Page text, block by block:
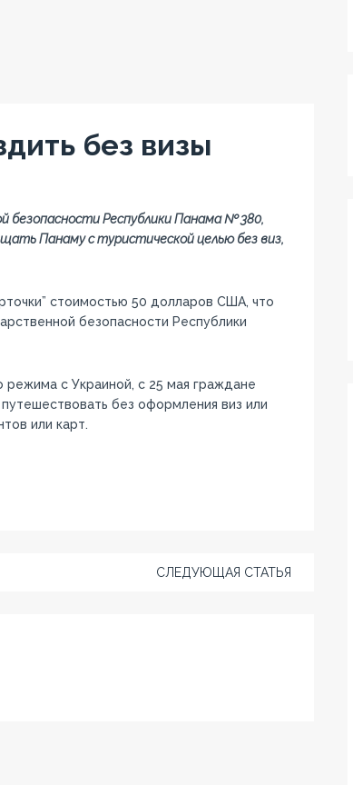
без визы
безопасности Республики Панама № 380,
Панаму с туристической целью без виз,
стоимостью 50 долларов США, что
безопасности Республики
режима с Украиной, с 25 мая граждане
без оформления виз или
или карт.
СЛЕДУЮЩАЯ СТАТЬЯ